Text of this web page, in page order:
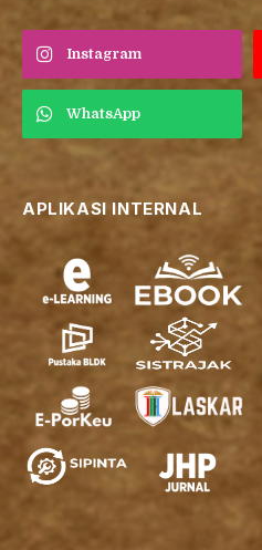
Instagram
WhatsApp
APLIKASI INTERNAL